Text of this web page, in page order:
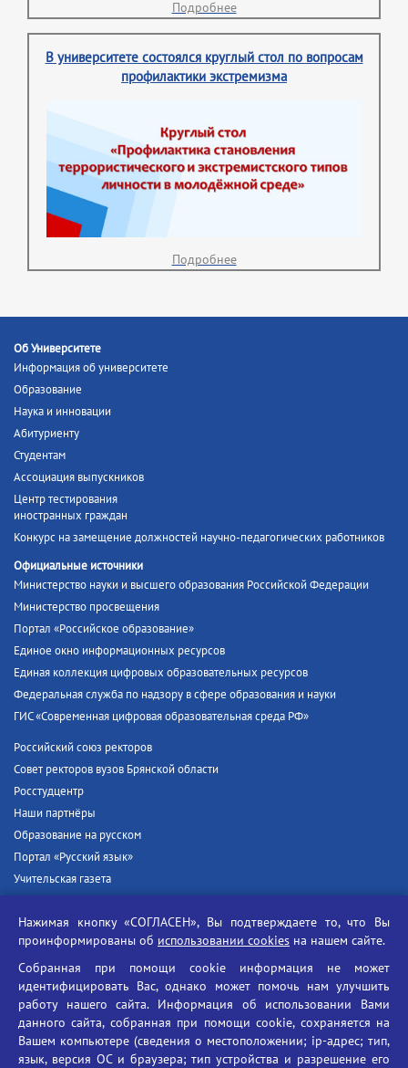
Подробнее
В университете состоялся круглый стол по вопросам
профилактики экстремизма
Подробнее
Об Университете
Информация об университете
Образование
Наука и инновации
Абитуриенту
Студентам
Ассоциация выпускников
Центр тестирования
иностранных граждан
Конкурс на замещение должностей научно-педагогических работников
Официальные источники
Министерство науки и высшего образования Российской Федерации
Министерство просвещения
Портал «Российское образование»
Единое окно информационных ресурсов
Единая коллекция цифровых образовательных ресурсов
Федеральная служба по надзору в сфере образования и науки
ГИС «Современная цифровая образовательная среда РФ»
Российский союз ректоров
Совет ректоров вузов Брянской области
Росстудцентр
Наши партнёры
Образование на русском
Портал «Русский язык»
Учительская газета
Единый портал государственных услуг
Противодействие угрозам информационной безопасности
Социальные ролики - Генеральная прокуратура РФ
Противодействие коррупции
БГУ против наркотиков
Нажимая кнопку «СОГЛАСЕН», Вы подтверждаете то, что Вы
проинформированы об использовании cookies на нашем сайте.
Собранная при помощи cookie информация не может
идентифицировать Вас, однако может помочь нам улучшить
работу нашего сайта. Информация об использовании Вами
данного сайта, собранная при помощи cookie, сохраняется на
Вашем компьютере (сведения о местоположении; ip-адрес; тип,
язык, версия ОС и браузера; тип устройства и разрешение его